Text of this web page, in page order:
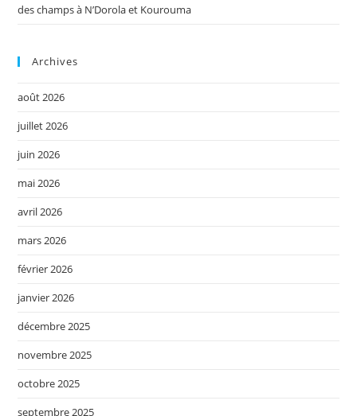
des champs à N’Dorola et Kourouma
Archives
août 2026
juillet 2026
juin 2026
mai 2026
avril 2026
mars 2026
février 2026
janvier 2026
décembre 2025
novembre 2025
octobre 2025
septembre 2025